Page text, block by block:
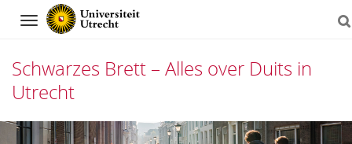
Navigation
Schwarzes Brett – Alles over Duits in
Utrecht
Direct